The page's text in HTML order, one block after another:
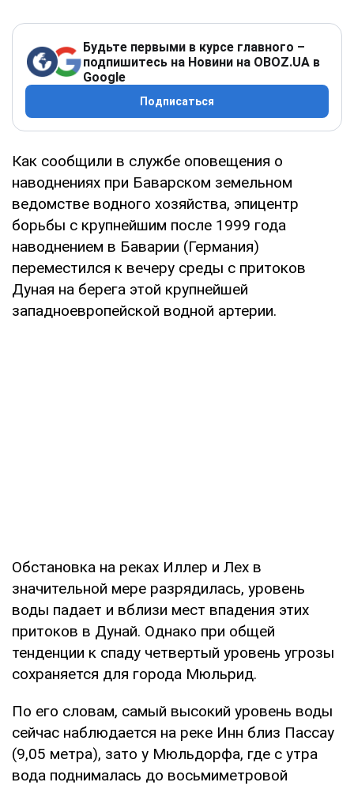
Будьте первыми в курсе главного –
подпишитесь на Новини на OBOZ.UA в
Google
Подписаться
Как сообщили в службе оповещения о
наводнениях при Баварском земельном
ведомстве водного хозяйства, эпицентр
борьбы с крупнейшим после 1999 года
наводнением в Баварии (Германия)
переместился к вечеру среды с притоков
Дуная на берега этой крупнейшей
западноевропейской водной артерии.
Обстановка на реках Иллер и Лех в
значительной мере разрядилась, уровень
воды падает и вблизи мест впадения этих
притоков в Дунай. Однако при общей
тенденции к спаду четвертый уровень угрозы
сохраняется для города Мюльрид.
По его словам, самый высокий уровень воды
сейчас наблюдается на реке Инн близ Пассау
(9,05 метра), зато у Мюльдорфа, где с утра
вода поднималась до восьмиметровой